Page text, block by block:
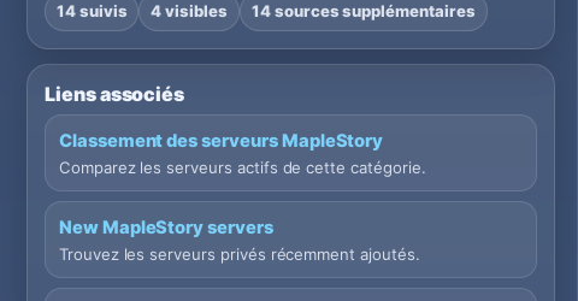
14 suivis 4 visibles 14 sources supplémentaires
Liens associés
Classement des serveurs MapleStory
Comparez les serveurs actifs de cette catégorie.
New MapleStory servers
Trouvez les serveurs privés récemment ajoutés.